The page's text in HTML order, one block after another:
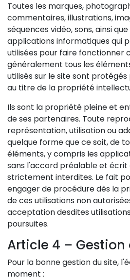
Toutes les marques,
commentaires, illustrations,
séquences vidéo, sons, ainsi
applications informatiques qui
utilisées pour faire fonctionner
généralement tous les
utilisés sur le site sont protégés
au titre de la propriété
Ils sont la propriété pleine et
de ses partenaires. Toute
représentation, utilisation ou
quelque forme que ce soit, de
éléments, y compris les
sans l'accord préalable et écrit
strictement interdites. Le fait
engager de procédure dès la
de ces utilisations non
acceptation desdites
poursuites.
Article 4 – Gestion
Pour la bonne gestion du site,
moment :